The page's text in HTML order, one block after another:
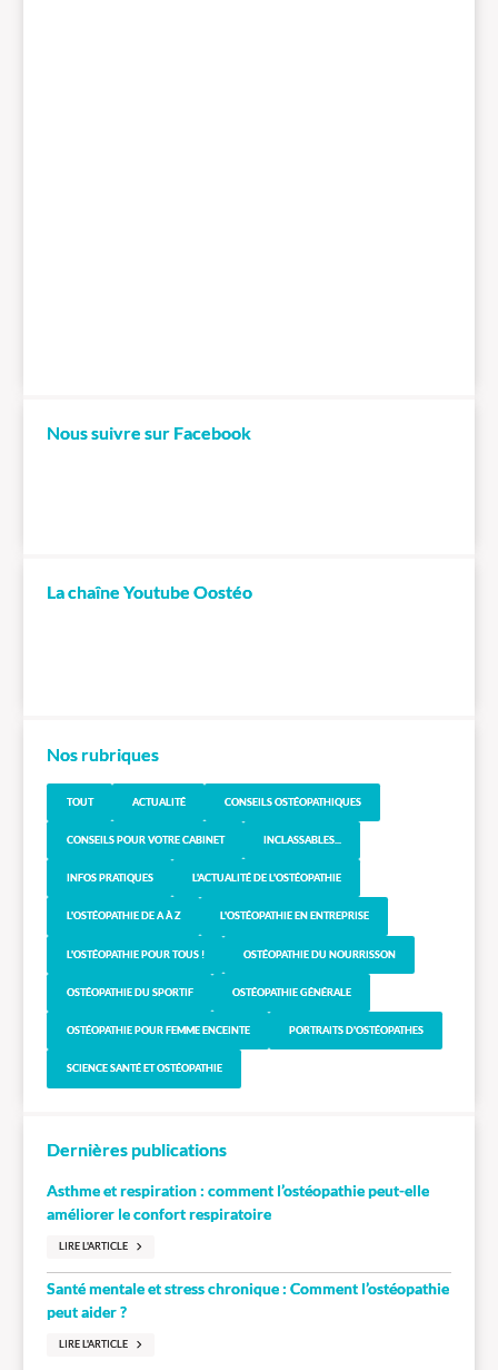
Nous suivre sur Facebook
La chaîne Youtube Oostéo
Nos rubriques
TOUT ACTUALITÉ CONSEILS OSTÉOPATHIQUES
CONSEILS POUR VOTRE CABINET INCLASSABLES...
INFOS PRATIQUES L'ACTUALITÉ DE L'OSTÉOPATHIE
L'OSTÉOPATHIE DE A À Z L'OSTÉOPATHIE EN ENTREPRISE
L'OSTÉOPATHIE POUR TOUS ! OSTÉOPATHIE DU NOURRISSON
OSTÉOPATHIE DU SPORTIF OSTÉOPATHIE GÉNÉRALE
OSTÉOPATHIE POUR FEMME ENCEINTE PORTRAITS D'OSTÉOPATHES
SCIENCE SANTÉ ET OSTÉOPATHIE
Dernières publications
Asthme et respiration : comment l’ostéopathie peut-elle
améliorer le confort respiratoire
LIRE L'ARTICLE
Santé mentale et stress chronique : Comment l’ostéopathie
peut aider ?
LIRE L'ARTICLE